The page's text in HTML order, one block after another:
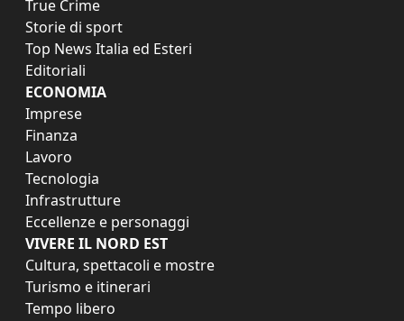
True Crime
Storie di sport
Top News Italia ed Esteri
Editoriali
ECONOMIA
Imprese
Finanza
Lavoro
Tecnologia
Infrastrutture
Eccellenze e personaggi
VIVERE IL NORD EST
Cultura, spettacoli e mostre
Turismo e itinerari
Tempo libero